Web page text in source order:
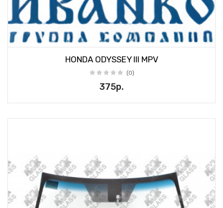
HONDA ODYSSEY III MPV
(0)
375р.